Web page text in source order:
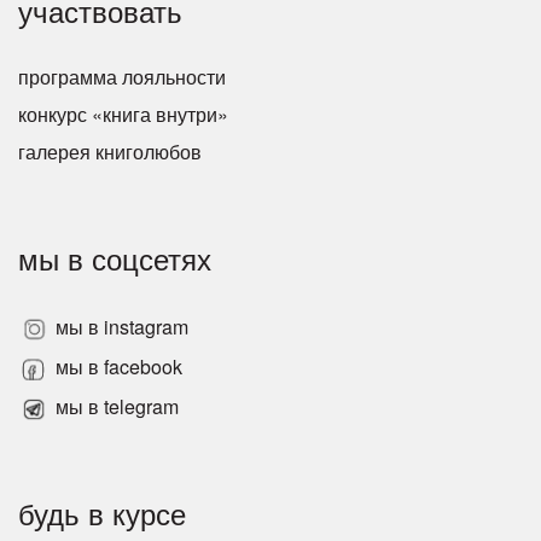
участвовать
программа лояльности
конкурс «книга внутри»
галерея книголюбов
мы в соцсетях
мы в instagram
мы в facebook
мы в telegram
будь в курсе